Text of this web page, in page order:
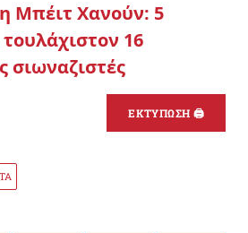
Μπέιτ Χανούν: 5
16
σιωναζιστές
ΕΚΤΥΠΩΣΗ 🖨